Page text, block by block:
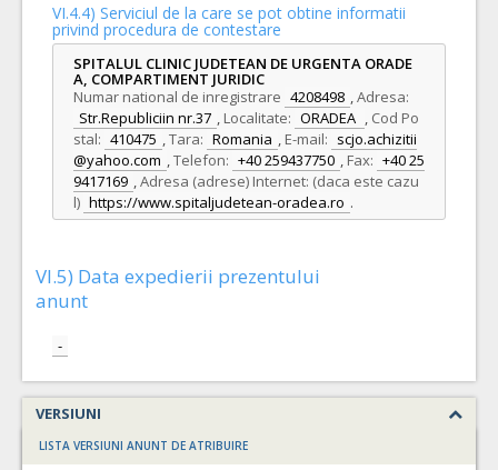
VI.4.4) Serviciul de la care se pot obtine informatii
privind procedura de contestare
SPITALUL CLINIC JUDETEAN DE URGENTA ORADE
A, COMPARTIMENT JURIDIC
Numar national de inregistrare 4208498 ,Adresa:
Str.Republiciin nr.37 , Localitate: ORADEA , Cod Po
stal: 410475 ,Tara: Romania , E-mail: scjo.achizitii
@yahoo.com ,Telefon: +40 259437750 , Fax: +40 25
9417169 ,Adresa (adrese) Internet: (daca este cazu
l) https://www.spitaljudetean-oradea.ro .
VI.5) Data expedierii prezentului
anunt
-
VERSIUNI
LISTA VERSIUNI ANUNT DE ATRIBUIRE